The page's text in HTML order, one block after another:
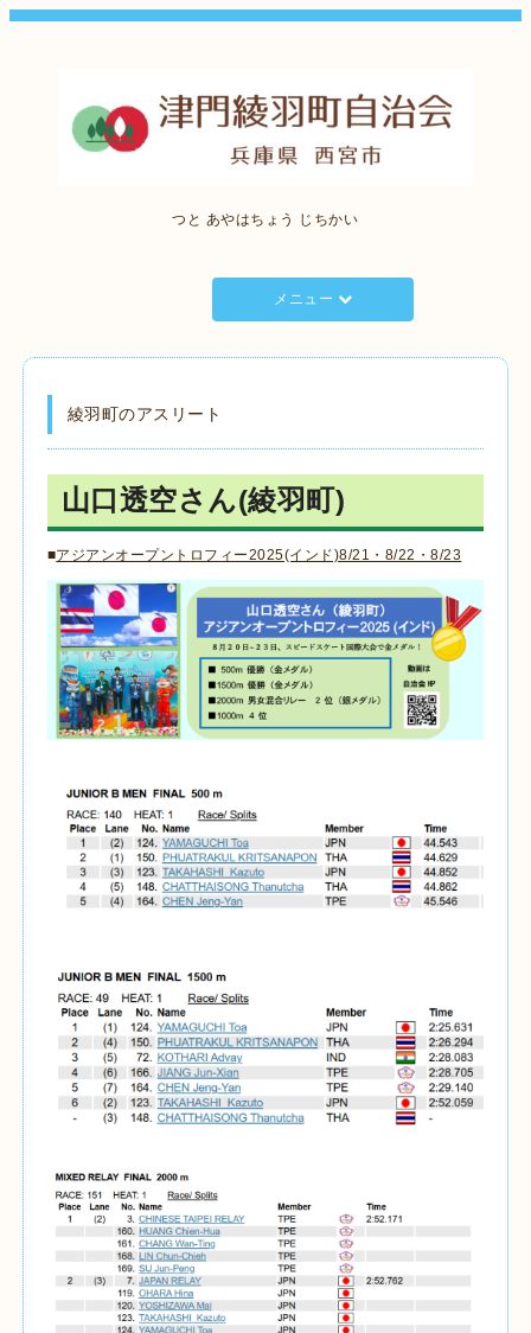
つと あやはちょう じちかい
メニュー
綾羽町のアスリート
山口透空さん(綾羽町)
■アジアンオープントロフィー2025(インド)8/21・8/22・8/23